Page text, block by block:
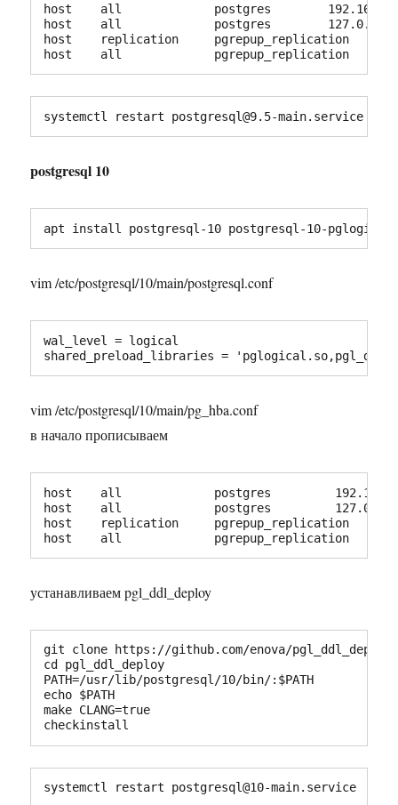
host    all             postgres
host    all             postgres
host    replication     pgrepup_replication
host    all             pgrepup_replication
systemctl restart postgresql@9.5-main.service
postgresql 10
apt install postgresql-10 postgresql-10-pglogical
vim /etc/postgresql/10/main/postgresql.conf
wal_level = logical
shared_preload_libraries =
vim /etc/postgresql/10/main/pg_hba.conf
в начало прописываем
host    all             postgres
host    all             postgres
host    replication     pgrepup_replication
host    all             pgrepup_replication
устанавливаем pgl_ddl_deploy
git clone https://github.com/enova/
cd pgl_ddl_deploy
PATH=/usr/lib/postgresql/10/bin/:$PATH
echo $PATH
make CLANG=true
checkinstall
systemctl restart postgresql@10-main.service